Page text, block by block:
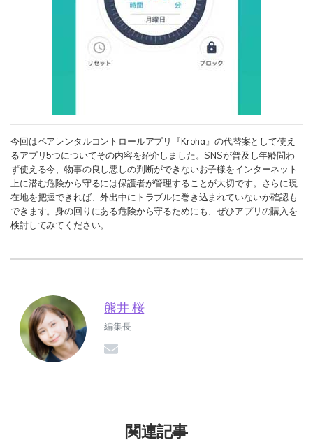
今回はペアレンタルコントロールアプリ『Kroha』の代替案として使え
るアプリ5つについてその内容を紹介しました。SNSが普及し年齢問わ
ず使える今、物事の良し悪しの判断ができないお子様をインターネット
上に潜む危険から守るには保護者が管理することが大切です。さらに現
在地を把握できれば、外出中にトラブルに巻き込まれていないか確認も
できます。身の回りにある危険から守るためにも、ぜひアプリの購入を
検討してみてください。
熊井 桜
編集長
関連記事